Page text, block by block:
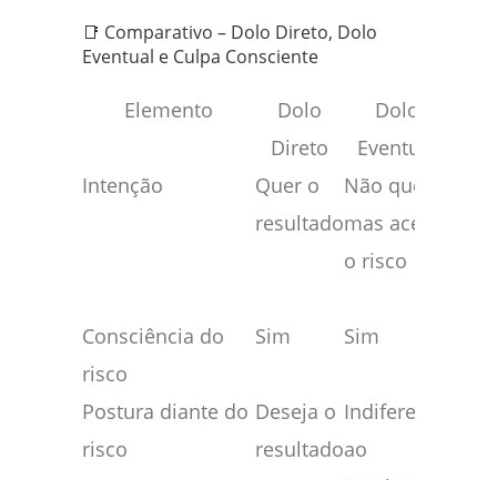
📑 Comparativo – Dolo Direto, Dolo
Eventual e Culpa Consciente
Elemento
Dolo
Direto
Dolo
Eventual
Intenção
Quer o
resultado
Não quer,
mas aceita
o risco
Consciência do
risco
Sim Sim
Postura diante do
risco
Deseja o
resultado
Indiferença
ao